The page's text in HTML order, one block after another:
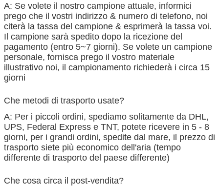
A: Se volete il nostro campione attuale, informici
prego che il vostri indirizzo & numero di telefono, noi
citerà la tassa del campione & esprimerà la tassa voi.
Il campione sarà spedito dopo la ricezione del
pagamento (entro 5~7 giorni). Se volete un campione
personale, fornisca prego il vostro materiale
illustrativo noi, il campionamento richiederà i circa 15
giorni
Che metodi di trasporto usate?
A: Per i piccoli ordini, spediamo solitamente da DHL,
UPS, Federal Express e TNT, potete ricevere in 5 - 8
giorni, per i grandi ordini, spedite dal mare, il prezzo di
trasporto siete più economico dell'aria (tempo
differente di trasporto del paese differente)
Che cosa circa il post-vendita?